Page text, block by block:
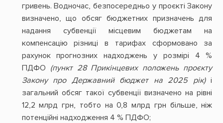
гривень. Водночас, безпосередньо у проєкті Закону
визначено, що обсяг бюджетних призначень для
надання субвенції місцевим бюджетам на
компенсацію різниці в тарифах сформовано за
рахунок прогнозних надходжень у розмірі 4 %
ПДФО (пункт 28 Прикінцевих положень проєкту
Закону про Державний бюджет на 2025 рік)і
загальний обсяг такої субвенції визначено на рівні
12,2 млрд грн, тобто на 0,8 млрд грн більше, ніж
потенційні надходження 4 % ПДФО;